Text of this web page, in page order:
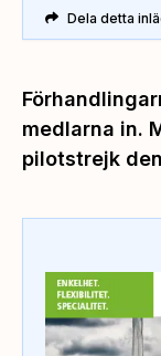
Dela detta
medlarna in.
pilotstrejk